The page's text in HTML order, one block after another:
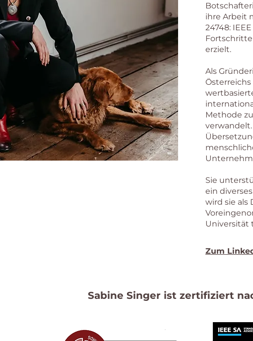
ihre Arbeit
24748:
erzielt.
Als
Methode
Sie
ein
wird sie als
Universität
Zum
Sabine Singer ist zertifiziert